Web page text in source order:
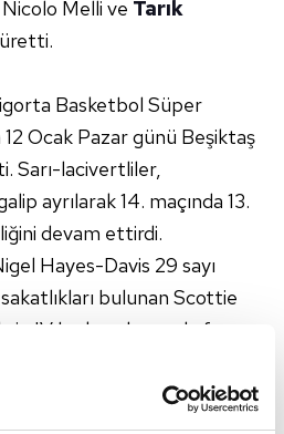
Melli ve Tarık
üretti.
Basketbol Süper
Ocak Pazar günü Beşiktaş
Sarı-lacivertliler,
ayrılarak 14. maçında 13.
devam ettirdi.
Hayes-Davis 29 sayı
bulunan Scottie
IV bu karşılaşmada forma